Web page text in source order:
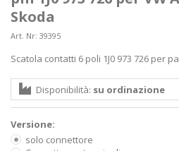
Skoda
Art. Nr: 39395
Scatola contatti 6 poli 1J0 973 726 per
Disponibilità: su ordinazione
Versione:
solo connettore